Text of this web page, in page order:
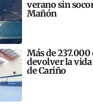
verano sin
Mañón
Más de
devolver la
de Cariño